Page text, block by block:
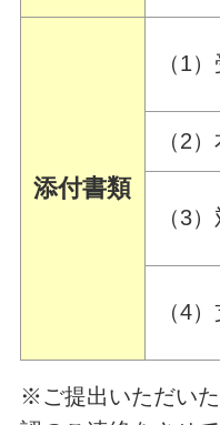
添付書類
（1
（2
（3
（4
※ご提出いただい